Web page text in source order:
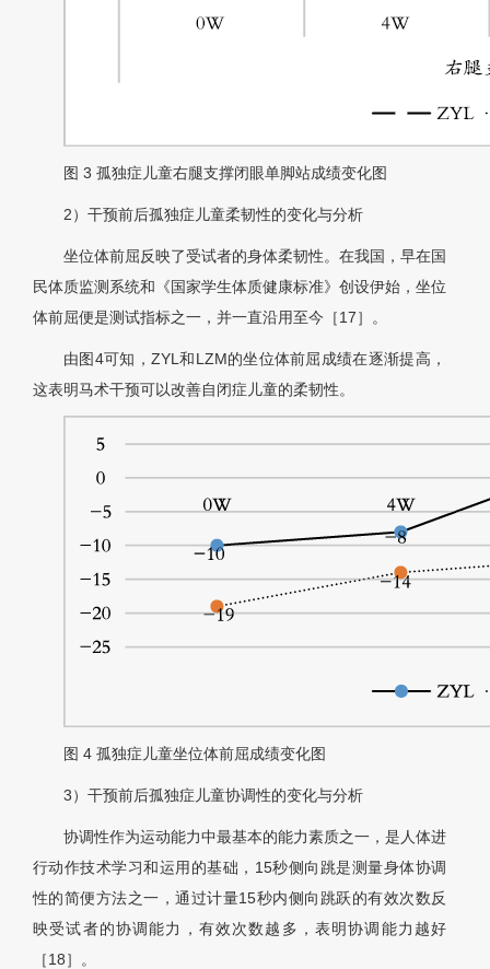
图 3 孤独症儿童右腿支撑闭眼单脚站成绩变化图
2）干预前后孤独症儿童柔韧性的变化与分析
坐位体前屈反映了受试者的身体柔韧性。在我国，早在国
民体质监测系统和《国家学生体质健康标准》创设伊始，坐位
体前屈便是测试指标之一，并一直沿用至今［17］。
由图4可知，ZYL和LZM的坐位体前屈成绩在逐渐提高，
这表明马术干预可以改善自闭症儿童的柔韧性。
图 4 孤独症儿童坐位体前屈成绩变化图
3）干预前后孤独症儿童协调性的变化与分析
协调性作为运动能力中最基本的能力素质之一，是人体进
行动作技术学习和运用的基础，15秒侧向跳是测量身体协调
性的简便方法之一，通过计量15秒内侧向跳跃的有效次数反
映受试者的协调能力，有效次数越多，表明协调能力越好
［18］。